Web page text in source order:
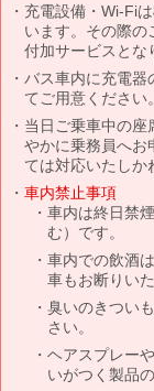
充電設備・Wi-Fi
います。その際の
付加サービスとな
バス車内に充電器
てご用意ください。
当日ご乗車中の座
やかに乗務員へお
ては対応いたしか
車内禁止事項
車内は終日禁
む）です。
車内での飲酒
車もお断りいた
臭いのきつい
さい。
ヘアスプレー
いがつく製品